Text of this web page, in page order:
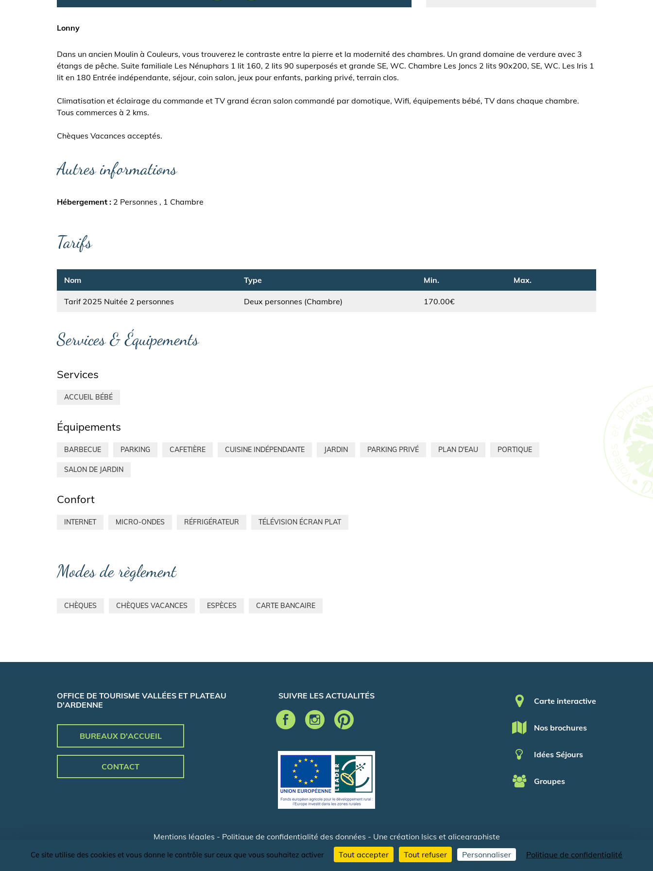
Lonny
Dans un ancien Moulin à Couleurs, vous trouverez le contraste entre la pierre et la modernité des chambres. Un grand domaine de verdure avec 3
étangs de pêche. Suite familiale Les Nénuphars 1 lit 160, 2 lits 90 superposés et grande SE, WC. Chambre Les Joncs 2 lits 90x200, SE, WC. Les Iris 1
lit en 180 Entrée indépendante, séjour, coin salon, jeux pour enfants, parking privé, terrain clos.
Climatisation et éclairage du commande et TV grand écran salon commandé par domotique, Wifi, équipements bébé, TV dans chaque chambre.
Tous commerces à 2 kms.
Chèques Vacances acceptés.
Autres informations
Hébergement 2 Personnes 1 Chambre
Tarifs
Nom
Tarif 2025 Nuitée 2 personnes
Type
Deux personnes (Chambre)
Min.
170.00€
Max.
Services & Équipements
Services
ACCUEIL BÉBÉ
Équipements
BARBECUE PARKING CAFETIÈRE CUISINE INDÉPENDANTE JARDIN PARKING PRIVÉ PLAN D'EAU PORTIQUE
SALON DE JARDIN
Confort
INTERNET MICRO-ONDES RÉFRIGÉRATEUR TÉLÉVISION ÉCRAN PLAT
Modes de règlement
CHÈQUES CHÈQUES VACANCES ESPÈCES CARTE BANCAIRE
OFFICE DE TOURISME VALLÉES ET PLATEAU
D'ARDENNE
BUREAUX D'ACCUEIL
CONTACT
SUIVRE LES ACTUALITÉS Pied de page
Carte interactive
Nos brochures
Idées Séjours
Groupes
Mentions légales - Politique de confidentialité des données - Une création Isics et alicegraphiste
Ce site utilise des cookies et vous donne le contrôle sur ceux que vous souhaitez activer Tout accepter Tout refuser Personnaliser Politique de confidentialité